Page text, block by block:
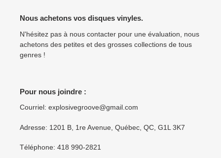
Nous achetons vos disques vinyles.
N'hésitez pas à nous contacter pour une évaluation, nous
achetons des petites et des grosses collections de tous
genres !
Pour nous joindre :
Courriel: explosivegroove@gmail.com
Adresse: 1201 B, 1re Avenue, Québec, QC, G1L 3K7
Téléphone: 418 990-2821